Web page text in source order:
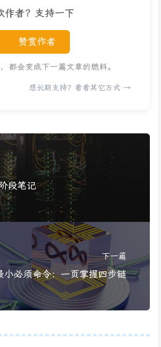
作者？支持一下
赞赏作者
都会变成下一篇文章的燃料。
想长期支持？看看其它方式 →
段笔记
下一篇
小必须命令：一页掌握四步链